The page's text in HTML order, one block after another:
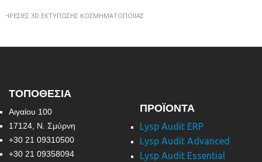
3D ΕΚΤΥΠΩΣΗΣ ΚΟΣΜΗΜΑΤΟΠΟΙΙΑΣ
ΤΟΠΟΘΕΣΙΑ
Αιγαίου 100
17124, Ν. Σμύρνη
+30 21 09310500
+30 21 09358094
ΠΡΟΪΟΝΤΑ
Lysp Audit ERP
Lysp Audit Advanced
Lysp Audit Essential